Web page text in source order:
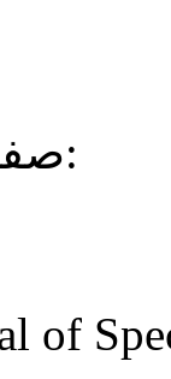
صفحات المستخرج:
of